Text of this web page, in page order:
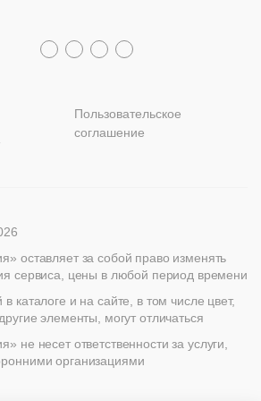
msc@restoracia.ru
info@therestoracia.kz
Пользовательское
соглашение
оставляет за собой право изменять
сервиса, цены в любой период времени
каталоге и на сайте, в том числе цвет,
элементы, могут отличаться
не несет ответственности за услуги,
организациями